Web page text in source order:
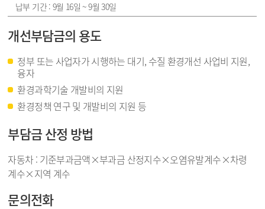
9월 16일 ~ 9월 30일
개선부담금의 용도
정부 또는 사업자가 시행하는 대기, 수질 환경개선 사업비 지원,
융자
환경과학기술 개발비의 지원
환경정책 연구 및 개발비의 지원 등
부담금 산정 방법
자동차 : 기준부과금액×부과금 산정지수×오염유발계수×차령
계수×지역 계수
문의전화